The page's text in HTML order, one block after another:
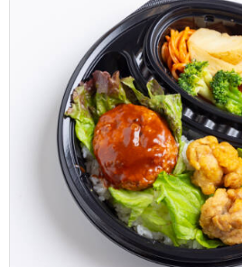
がしっかり絡み、ご飯との相性が
味付けで食べやすく、副菜とのバ
まで飽きずに美味しくいただける
ご利用シーン：ロケ・撮影›スタジオ
東京都渋谷区恵比寿2026/07/28